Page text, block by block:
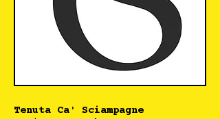
Tenuta Ca' Sciampagne